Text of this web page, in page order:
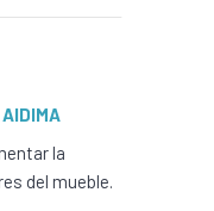
la
del mueble.